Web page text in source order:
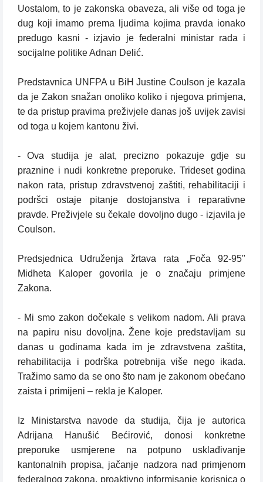
Uostalom, to je zakonska obaveza, ali više od toga je
dug koji imamo prema ljudima kojima pravda ionako
predugo kasni - izjavio je federalni ministar rada i
socijalne politike Adnan Delić.
Predstavnica UNFPA u BiH Justine Coulson je kazala
da je Zakon snažan onoliko koliko i njegova primjena,
te da pristup pravima preživjele danas još uvijek zavisi
od toga u kojem kantonu živi.
- Ova studija je alat, precizno pokazuje gdje su
praznine i nudi konkretne preporuke. Trideset godina
nakon rata, pristup zdravstvenoj zaštiti, rehabilitaciji i
podršci ostaje pitanje dostojanstva i reparativne
pravde. Preživjele su čekale dovoljno dugo - izjavila je
Coulson.
Predsjednica Udruženja žrtava rata „Foča 92-95"
Midheta Kaloper govorila je o značaju primjene
Zakona.
- Mi smo zakon dočekale s velikom nadom. Ali prava
na papiru nisu dovoljna. Žene koje predstavljam su
danas u godinama kada im je zdravstvena zaštita,
rehabilitacija i podrška potrebnija više nego ikada.
Tražimo samo da se ono što nam je zakonom obećano
zaista i primijeni – rekla je Kaloper.
Iz Ministarstva navode da studija, čija je autorica
Adrijana Hanušić Bećirović, donosi konkretne
preporuke usmjerene na potpuno usklađivanje
kantonalnih propisa, jačanje nadzora nad primjenom
federalnog zakona, proaktivno informisanje korisnica o